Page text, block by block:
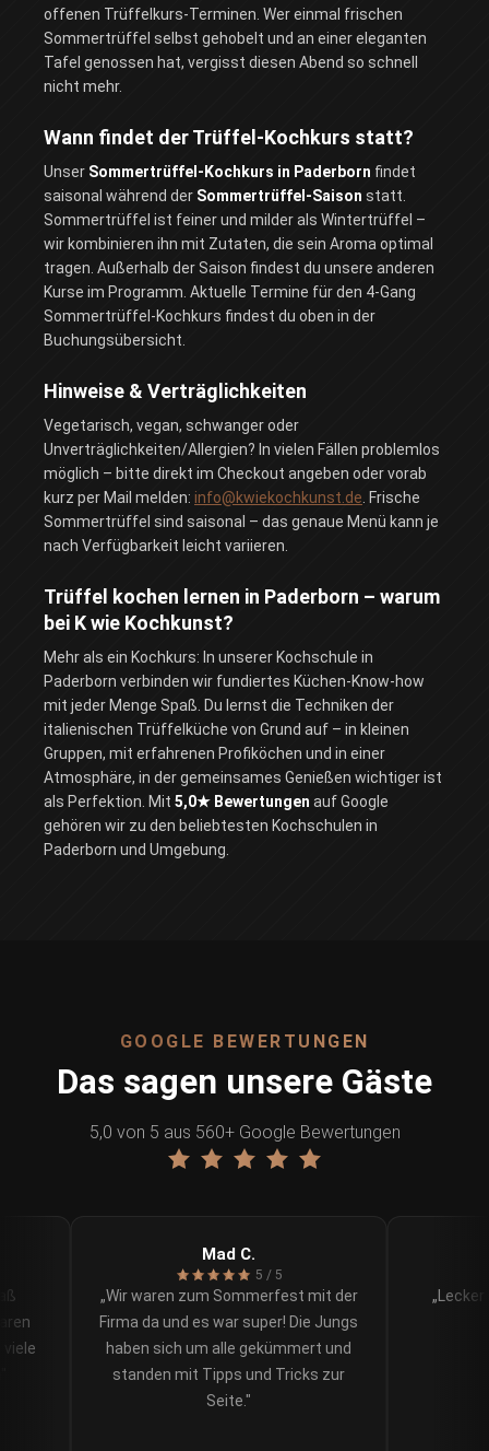
offenen Trüffelkurs-Terminen. Wer einmal frischen
Sommertrüffel selbst gehobelt und an einer eleganten
Tafel genossen hat, vergisst diesen Abend so schnell
nicht mehr.
Wann findet der Trüffel-Kochkurs statt?
Unser Sommertrüffel-Kochkurs in Paderborn findet
saisonal während der Sommertrüffel-Saison statt.
Sommertrüffel ist feiner und milder als Wintertrüffel –
wir kombinieren ihn mit Zutaten, die sein Aroma optimal
tragen. Außerhalb der Saison findest du unsere anderen
Kurse im Programm. Aktuelle Termine für den 4-Gang
Sommertrüffel-Kochkurs findest du oben in der
Buchungsübersicht.
Hinweise & Verträglichkeiten
Vegetarisch, vegan, schwanger oder
Unverträglichkeiten/Allergien? In vielen Fällen problemlos
möglich – bitte direkt im Checkout angeben oder vorab
kurz per Mail melden: info@kwiekochkunst.de . Frische
Sommertrüffel sind saisonal – das genaue Menü kann je
nach Verfügbarkeit leicht variieren.
Trüffel kochen lernen in Paderborn – warum
bei K wie Kochkunst?
Mehr als ein Kochkurs: In unserer Kochschule in
Paderborn verbinden wir fundiertes Küchen-Know-how
mit jeder Menge Spaß. Du lernst die Techniken der
italienischen Trüffelküche von Grund auf – in kleinen
Gruppen, mit erfahrenen Profiköchen und in einer
Atmosphäre, in der gemeinsames Genießen wichtiger ist
als Perfektion. Mit 5,0★ Bewertungen auf Google
gehören wir zu den beliebtesten Kochschulen in
Paderborn und Umgebung.
GOOGLE BEWERTUNGEN
Das sagen unsere Gäste
5,0 von 5 aus 560+ Google Bewertungen
Mad C.
5 / 5
„Wir waren zum Sommerfest mit der
Firma da und es war super! Die Jungs
haben sich um alle gekümmert und
standen mit Tipps und Tricks zur
Seite."
„Lecker